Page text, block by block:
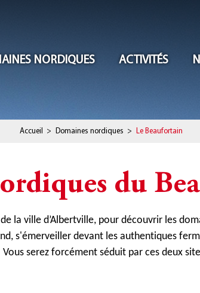
NORDIQUES ACTIVITÉS
Accueil > Domaines nordiques > Le Beaufortain
du
la ville d’Albertville, pour découvrir les
s'émerveiller devant les authentiques
Vous serez forcément séduit par ces deux